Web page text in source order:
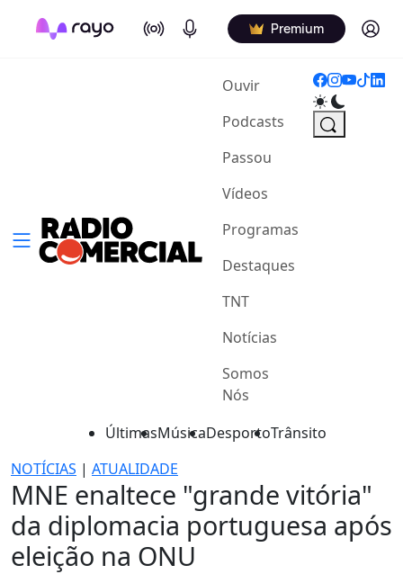
On Air Podcasts Premium Log in
Ouvir(current)
Podcasts
Passou
Vídeos
Programas
Destaques
TNT
Notícias
Somos
Nós
ÚltimasMúsicaDesportoTrânsito
NOTÍCIAS | ATUALIDADE
MNE enaltece "grande vitória"
da diplomacia portuguesa após
eleição na ONU